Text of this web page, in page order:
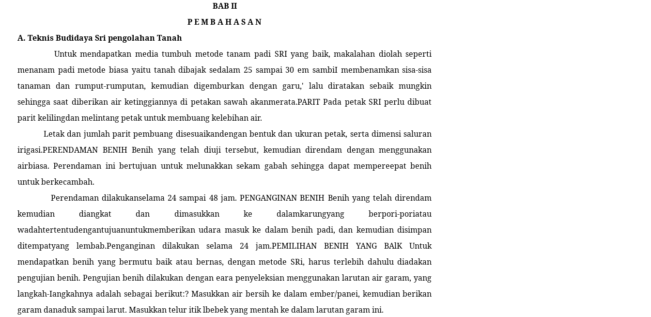
BAB II
P E M B A H A S A N
A. Teknis Budidaya Sri pengolahan Tanah
Untuk mendapatkan media tumbuh metode tanam padi SRI yang baik, makalahan diolah seperti
menanam padi metode biasa yaitu tanah dibajak sedalam 25 sampai 30 em sambiI membenamkan sisa-sisa
tanaman dan rumput-rumputan, kemudian digemburkan dengan garu,' lalu diratakan sebaik mungkin
sehingga saat diberikan air ketinggiannya di petakan sawah akanmerata.PARIT Pada petak SRI perlu dibuat
parit kelilingdan melintang petak untuk membuang kelebihan air.
Letak dan jumlah parit pembuang disesuaikandengan bentuk dan ukuran petak, serta dimensi saluran
irigasi.PERENDAMAN BENIH Benih yang telah diuji tersebut, kemudian direndam dengan menggunakan
airbiasa. Perendaman ini bertujuan untuk melunakkan sekam gabah sehingga dapat mempereepat benih
untuk berkecambah.
Perendaman dilakukanselama 24 sampai 48 jam. PENGANGINAN BENIH Benih yang telah direndam
kemudian diangkat dan dimasukkan ke dalamkarungyang berpori-poriatau
wadahtertentudengantujuanuntukmemberikan udara masuk ke dalam benih padi, dan kemudian disimpan
ditempatyang lembab.Penganginan dilakukan selama 24 jam.PEMILIHAN BENIH YANG BAlK Untuk
mendapatkan benih yang bermutu baik atau bernas, dengan metode SRi, harus terlebih dahulu diadakan
pengujian benih. Pengujian benih dilakukan dengan eara penyeleksian menggunakan larutan air garam, yang
langkah-Iangkahnya adalah sebagai berikut:? Masukkan air bersih ke dalam ember/panei, kemudian berikan
garam danaduk sampai larut. Masukkan telur itik lbebek yang mentah ke dalam larutan garam ini.